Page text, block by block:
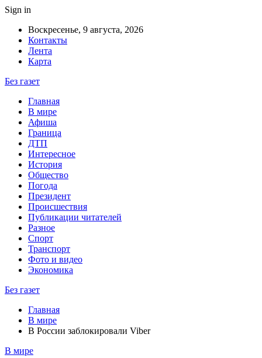
Sign in
Воскресенье, 9 августа, 2026
Контакты
Лента
Карта
Без газет
Главная
В мире
Афиша
Граница
ДТП
Интересное
История
Общество
Погода
Президент
Происшествия
Публикации читателей
Разное
Спорт
Транспорт
Фото и видео
Экономика
Без газет
Главная
В мире
В России заблокировали Viber
В мире